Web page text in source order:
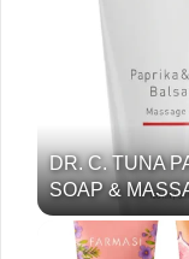
DR. C. TUNA
SOAP &